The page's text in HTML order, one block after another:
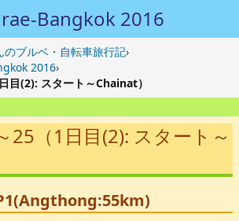
Bangkok 2016
のブルベ・自転車旅行記›
2016›
目(2): スタート～Chainat）
25（1日目(2): スタート～